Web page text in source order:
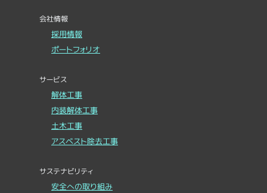
会社情報
採用情報
ポートフォリオ
サービス
解体工事
内装解体工事
土木工事
アスベスト除去工事
サステナビリティ
安全への取り組み